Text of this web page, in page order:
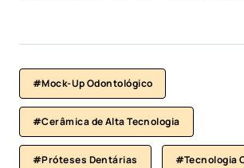
#Mock-Up Odontológico
#Cerâmica de Alta Tecnologia
#Próteses Dentárias #Tecnologia